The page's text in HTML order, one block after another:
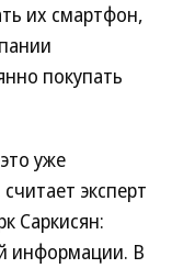
их смартфон,
покупать
уже
эксперт
Саркисян:
информации. В